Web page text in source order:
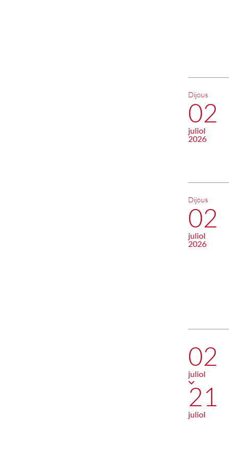
Dijous
02
juliol
2026
Dijous
02
juliol
2026
02
juliol
21
juliol